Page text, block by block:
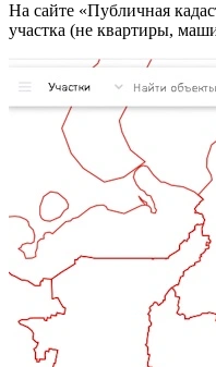
На сайте «Публичная
участка (не квартиры,